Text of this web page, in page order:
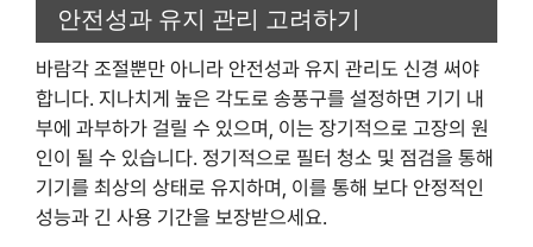
안전성과 유지 관리 고려하기
바람각 조절뿐만 아니라 안전성과 유지 관리도 신경 써야
합니다. 지나치게 높은 각도로 송풍구를 설정하면 기기 내
부에 과부하가 걸릴 수 있으며, 이는 장기적으로 고장의 원
인이 될 수 있습니다. 정기적으로 필터 청소 및 점검을 통해
기기를 최상의 상태로 유지하며, 이를 통해 보다 안정적인
성능과 긴 사용 기간을 보장받으세요.